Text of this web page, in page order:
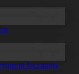
басталды